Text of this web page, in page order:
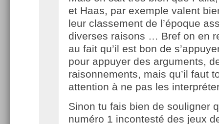
et Haas, par exemple valent
leur classement de l’époque
diverses raisons … Bref on en
au fait qu’il est bon de
pour appuyer des arguments,
raisonnements, mais qu’il faut
attention à ne pas les
Sinon tu fais bien de souligner
numéro 1 incontesté des jeux